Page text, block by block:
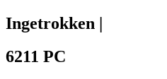
Ingetrokken |
6211 PC